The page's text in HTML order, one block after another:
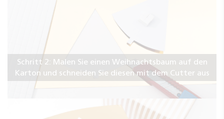
Schritt 2: Malen Sie einen Weihnachtsbaum auf den
Karton und schneiden Sie diesen mit dem Cutter aus